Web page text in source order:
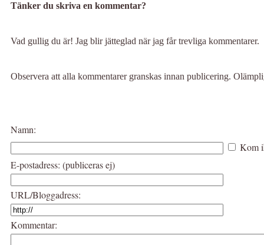
Tänker du skriva en kommentar?
Vad gullig du är! Jag blir jätteglad när jag får trevliga kommentarer.
Observera att alla kommentarer granskas innan publicering.
Namn:
Kom
E-postadress: (publiceras ej)
URL/Bloggadress:
Kommentar: